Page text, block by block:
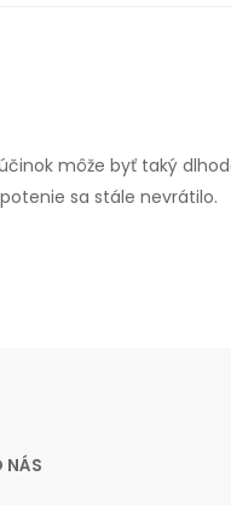
môže byť taký
sa stále nevrátilo.
NÁS